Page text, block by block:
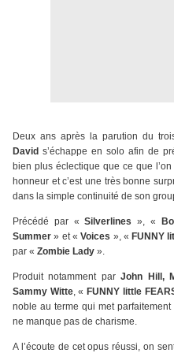
Deux ans après la parution du
David s’échappe en solo afin de
bien plus éclectique que ce que
honneur et c’est une très bonne
dans la simple continuité de son
Précédé par «Silverlines», «
Summer» et «Voices », « FUNNY
par « Zombie Lady ».
Produit notamment parJohn Hill,
Sammy Witte, « FUNNY little
noble au terme qui met
ne manque pas de charisme.
A l’écoute de cet opus réussi, on